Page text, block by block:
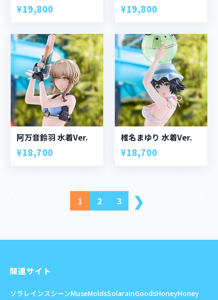
¥19,800 ¥19,800
阿万音鈴羽 水着Ver.
¥18,700
椎名まゆり 水着Ver.
¥18,700
1 2 3 ❯
次
へ
関連サイト
ソラレインスシーンMuseMoldsSolarainGoodsHoneyHoney